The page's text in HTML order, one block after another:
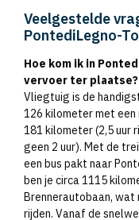
Veelgestelde
PontediLegno-
Hoe kom ik in
vervoer ter plaatse?
Vliegtuig is de
126 kilometer met een
181 kilometer (2,5 uur
geen 2 uur). Met de
een bus pakt naar
ben je circa 1115
Brennerautobaan, wat
rijden. Vanaf de